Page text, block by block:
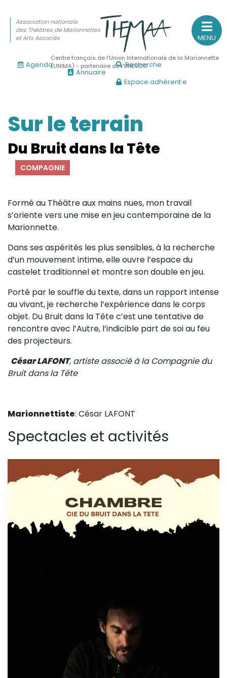
Sur le feu
(Actualités, annonces, vie professionnelle)
Sur le vif
Sur le fond
(Fonctionnement, gouvernance, groupes de travail,
Sur le terrain
(Portraits, actions, collaborations)
Sur l’étagère
MENU
Association nationale
des Théâtres de Marionnettes
et Arts Associés
Centre français de l’Union Internationale de la Marionnette
(UNIMA) - partenaire de l’UNESCO
Agenda
Annuaire
Recherche
Espace adhérent·e
Sur le terrain
Du Bruit dans la Tête
COMPAGNIE
Formé au Théâtre aux mains nues, mon travail
s’oriente vers une mise en jeu contemporaine de la
Marionnette.
Dans ses aspérités les plus sensibles, à la recherche
d’un mouvement intime, elle ouvre l’espace du
castelet traditionnel et montre son double en jeu.
Porté par le souffle du texte, dans un rapport intense
au vivant, je recherche l’expérience dans le corps
objet. Du Bruit dans la Tête c’est une tentative de
rencontre avec l’Autre, l’indicible part de soi au feu
des projecteurs.
César LAFONT, artiste associé à la Compagnie du
Bruit dans la Tête
Marionnettiste: César LAFONT
Spectacles et activités